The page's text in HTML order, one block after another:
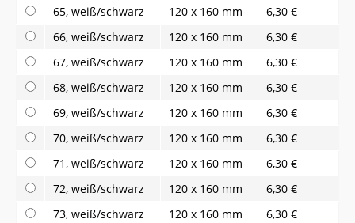
65, weiß/schwarz
120 x 160 mm
6,30 €
66, weiß/schwarz
120 x 160 mm
6,30 €
67, weiß/schwarz
120 x 160 mm
6,30 €
68, weiß/schwarz
120 x 160 mm
6,30 €
69, weiß/schwarz
120 x 160 mm
6,30 €
70, weiß/schwarz
120 x 160 mm
6,30 €
71, weiß/schwarz
120 x 160 mm
6,30 €
72, weiß/schwarz
120 x 160 mm
6,30 €
73, weiß/schwarz
120 x 160 mm
6,30 €